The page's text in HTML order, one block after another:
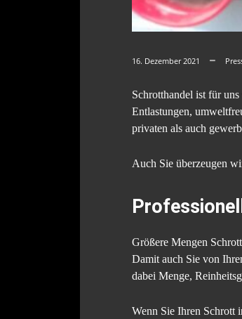
16. Dezember 2021
Schrotthandel ist für
Entlastungen,
privaten als auch
Auch Sie überzeugen
Größere Mengen
Damit auch Sie von
dabei Menge,
Wenn Sie Ihren Schrott